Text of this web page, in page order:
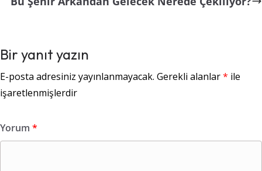
Bir yanıt yazın
E-posta adresiniz yayınlanmayacak. Gerekli alanlar* ile
işaretlenmişlerdir
Yorum *